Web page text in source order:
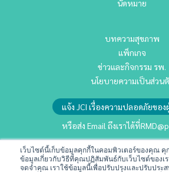
เว็บไซต์นี้เก็บข้อมูลคุกกี้ในคอมพิวเตอร์ของคุณ คุ
ข้อมูลเกี่ยวกับวิธีที่คุณปฏิสัมพันธ์กับเว็บไซต์ของเ
จดจำคุณ เราใช้ข้อมูลนี้เพื่อปรับปรุงและปรับประ
นัดหมาย
บทความสุขภาพ
แพ็กเกจ
ข่าวและกิจกรรม รพ.
นโยบายความเป็นส่วน
แจ้ง JCI เรื่องความปลอดภัยขอ
หรือส่ง Email ถึงเราได้ที่
นักลงทุนสัมพันธ์